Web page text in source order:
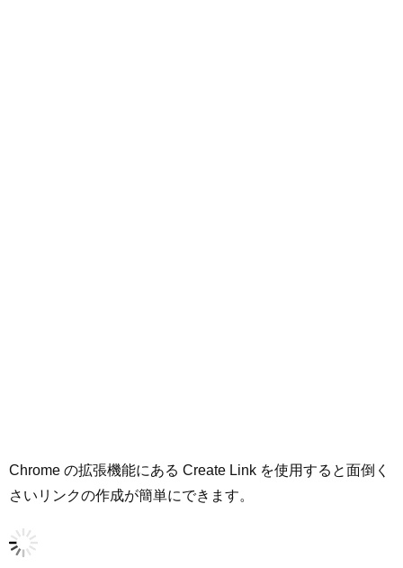
Chrome の拡張機能にある Create Link を使用すると面倒く
さいリンクの作成が簡単にできます。